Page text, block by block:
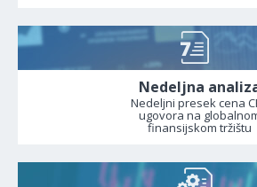
Nedeljna
Nedeljni presek cena
ugovora na
finansijskom tržištu